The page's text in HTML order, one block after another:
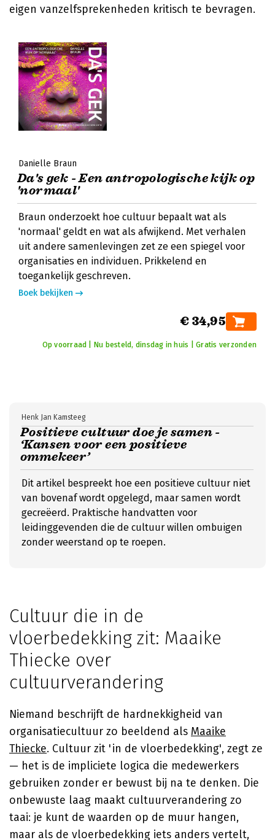
eigen vanzelfsprekenheden kritisch te bevragen.
Danielle Braun
Da's gek - Een antropologische kijk op
'normaal'
Braun onderzoekt hoe cultuur bepaalt wat als
'normaal' geldt en wat als afwijkend. Met verhalen
uit andere samenlevingen zet ze een spiegel voor
organisaties en individuen. Prikkelend en
toegankelijk geschreven.
Boek bekijken
€ 34,95
Op voorraad | Nu besteld, dinsdag in huis | Gratis verzonden
Positieve cultuur doe je samen -
‘Kansen voor een positieve
ommekeer’
Henk Jan Kamsteeg
Dit artikel bespreekt hoe een positieve cultuur niet
van bovenaf wordt opgelegd, maar samen wordt
gecreëerd. Praktische handvatten voor
leidinggevenden die de cultuur willen ombuigen
zonder weerstand op te roepen.
Cultuur die in de
vloerbedekking zit: Maaike
Thiecke over
cultuurverandering
Niemand beschrijft de hardnekkigheid van
organisatiecultuur zo beeldend als Maaike
Thiecke. Cultuur zit 'in de vloerbedekking', zegt ze
— het is de impliciete logica die medewerkers
gebruiken zonder er bewust bij na te denken. Die
onbewuste laag maakt cultuurverandering zo
taai: je kunt de waarden op de muur hangen,
maar als de vloerbedekking iets anders vertelt,